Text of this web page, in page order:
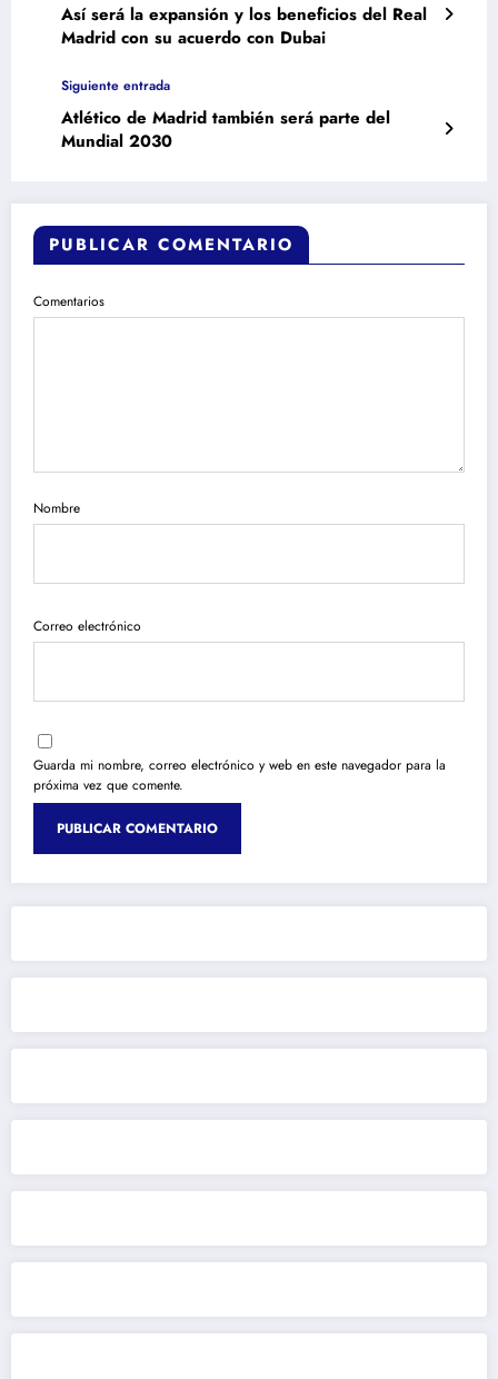
Así será la expansión y los beneficios del Real
Madrid con su acuerdo con Dubai
Siguiente entrada
Atlético de Madrid también será parte del
Mundial 2030
PUBLICAR COMENTARIO
Comentarios
Nombre
Correo electrónico
Guarda mi nombre, correo electrónico y web en este navegador para la
próxima vez que comente.